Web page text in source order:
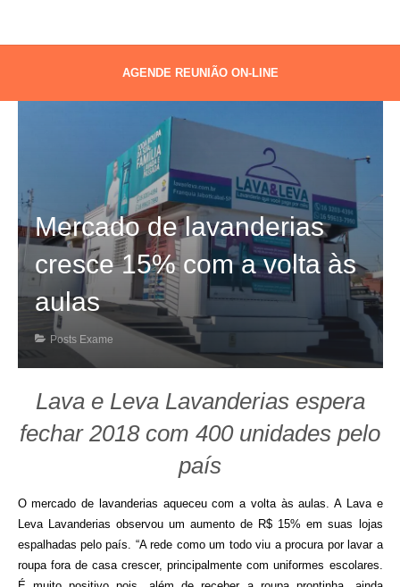
AGENDE REUNIÃO ON-LINE
Mercado de lavanderias
cresce 15% com a volta às
aulas
Posts Exame
Lava e Leva Lavanderias espera
fechar 2018 com 400 unidades pelo
país
O mercado de lavanderias aqueceu com a volta às aulas. A Lava e
Leva Lavanderias observou um aumento de R$ 15% em suas lojas
espalhadas pelo país. “A rede como um todo viu a procura por lavar a
roupa fora de casa crescer, principalmente com uniformes escolares.